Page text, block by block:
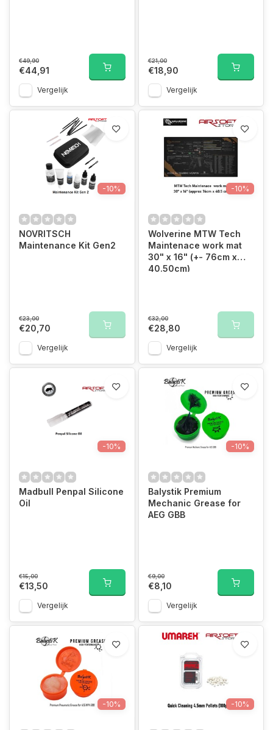
€49,90
€44,91
Vergelijk
€21,00
€18,90
Vergelijk
-10%
NOVRITSCH
Maintenance Kit Gen2
€23,00
€20,70
Vergelijk
-10%
Wolverine MTW Tech
Maintenace work mat
30" x 16" (+- 76cm x
40.50cm)
€32,00
€28,80
Vergelijk
-10%
Madbull Penpal Silicone
Oil
€15,00
€13,50
Vergelijk
-10%
Balystik Premium
Mechanic Grease for
AEG GBB
€9,00
€8,10
Vergelijk
-10% -10%